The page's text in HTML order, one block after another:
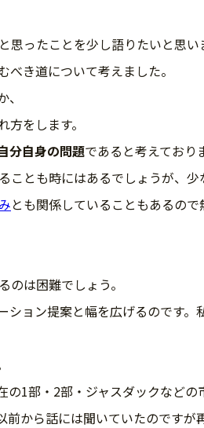
ったことを少し語りたいと思い
き道について考えました。
をします。
分自身の問題であると考えており
とも時にはあるでしょうが、
とも関係していることもあるの
は困難でしょう。
ョン提案と幅を広げるのです。
1部・2部・ジャスダックなど
から話には聞いていたのですが